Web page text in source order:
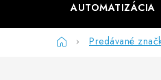
AUTOMATIZÁCIA
DomovPredávané